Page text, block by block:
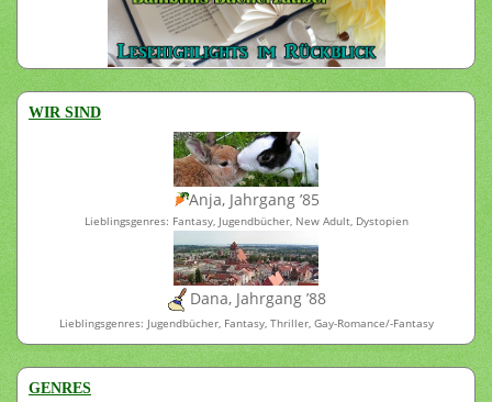
WIR SIND
Anja, Jahrgang ’85
Lieblingsgenres: Fantasy, Jugendbücher, New Adult, Dystopien
Dana, Jahrgang ’88
Lieblingsgenres: Jugendbücher, Fantasy, Thriller, Gay-Romance/-Fantasy
GENRES